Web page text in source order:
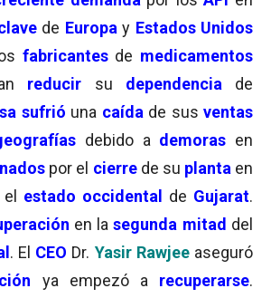
de Europa y Estados Unidos
fabricantes de medicamentos
reducir su dependencia
de
sufrió una caída de sus ventas
debido a demoras en
por el cierre de su planta en
estado occidental de Gujarat.
en lasegunda mitad del
. El CEO Dr. Yasir Rawjee aseguró
ya empezó a recuperarse.